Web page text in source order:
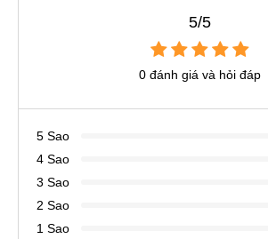
5/5
0 đánh giá và hỏi đáp
5 Sao
4 Sao
3 Sao
2 Sao
1 Sao